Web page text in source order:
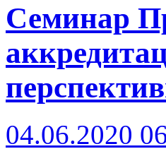
Семинар
04.06.2020